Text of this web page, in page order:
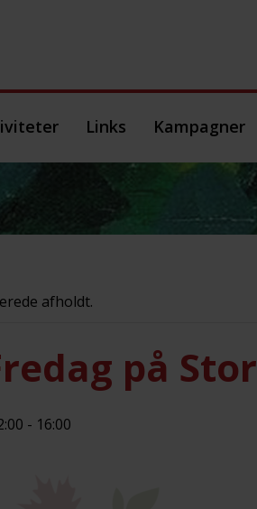
Links Kampagner
afholdt.
på
- 16:00